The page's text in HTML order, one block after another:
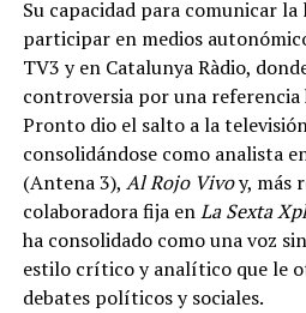
Su capacidad para comunicar la
participar en medios
TV3 y en Catalunya Ràdio,
controversia por una referencia
Pronto dio el salto a la
consolidándose como analista
(Antena 3), Al Rojo Vivoy, más
colaboradora fija enLa Sexta
ha consolidado como una voz
estilo crítico y analítico que le
debates políticos y sociales.